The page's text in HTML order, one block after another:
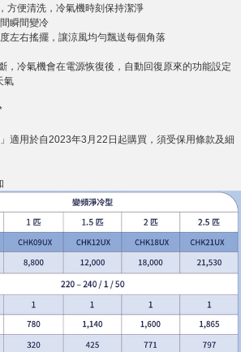
方便清洗，冷氣機時刻保持潔淨
瞬間變冷
左右搖擺，讓涼風均勻飄送每個角落
，冷氣機會在電源恢復後，自動回復原來的功能設定
氣
適用於自2023年3月22日起購買，須受保用條款及細